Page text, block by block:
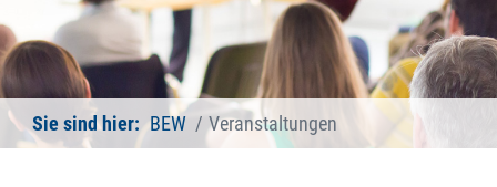
Sie sind hier: BEW Veranstaltungen